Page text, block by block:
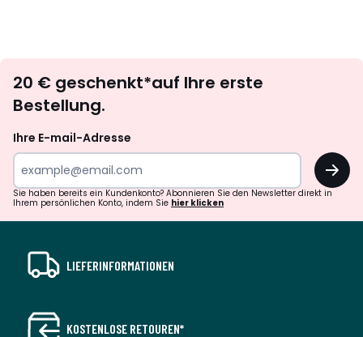
abonnieren
20 € geschenkt*auf Ihre erste
Bestellung.
Ihre E-mail-Adresse
OK
Sie haben bereits ein Kundenkonto? Abonnieren Sie den Newsletter direkt in
Ihrem persönlichen Konto, indem Sie hier klicken
LIEFERINFORMATIONEN
KOSTENLOSE RETOUREN*